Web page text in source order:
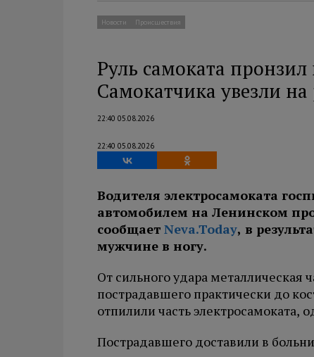
Новости Происшествия
Руль самоката пронзил
Самокатчика увезли
22:40 05.08.2026
22:40 05.08.2026
Водителя электросамоката
автомобилем на Ленинском
сообщает Neva.Today, в
мужчине в ногу.
От сильного удара металлическая
пострадавшего практически до
отпилили часть электросамоката,
Пострадавшего доставили в